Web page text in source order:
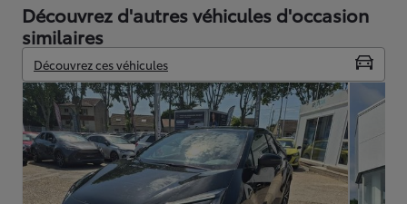
Découvrez d'autres véhicules d'occasion
similaires
Découvrez ces véhicules